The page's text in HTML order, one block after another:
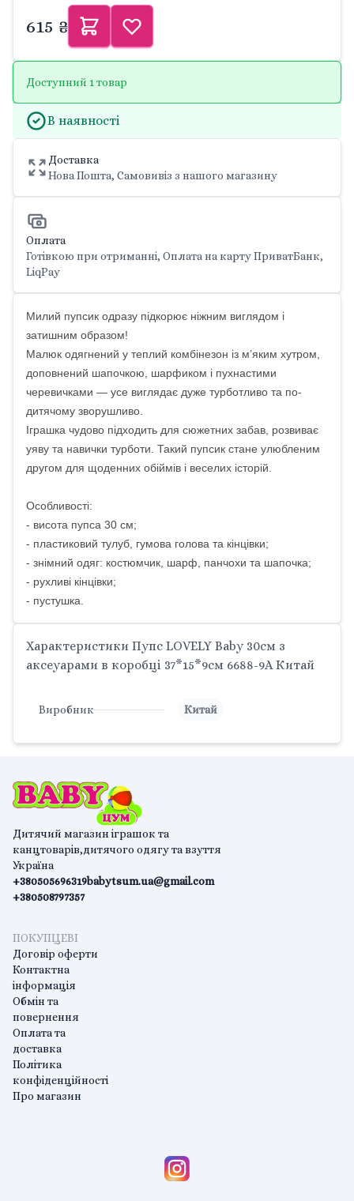
615 ₴
Доступний 1 товар
В наявності
Доставка
Нова Пошта, Самовивіз з нашого магазину
Оплата
Готівкою при отриманні, Оплата на карту ПриватБанк,
LiqPay
Милий пупсик одразу підкорює ніжним виглядом і
затишним образом!
Малюк одягнений у теплий комбінезон із м’яким хутром,
доповнений шапочкою, шарфиком і пухнастими
черевичками — усе виглядає дуже турботливо та по-
дитячому зворушливо.
Іграшка чудово підходить для сюжетних забав, розвиває
уяву та навички турботи. Такий пупсик стане улюбленим
другом для щоденних обіймів і веселих історій.
Особливості:
- висота пупса 30 см;
- пластиковий тулуб, гумова голова та кінцівки;
- знімний одяг: костюмчик, шарф, панчохи та шапочка;
- рухливі кінцівки;
- пустушка.
Характеристики Пупс LOVELY Baby 30см з
аксеуарами в коробці 37*15*9см 6688-9A Китай
Виробник Китай
Дитячий магазин іграшок та
канцтоварів,дитячого одягу та взуття
Україна
+380505696319
+380508797357
babytsum.ua@gmail.com
ПОКУПЦЕВІ
Договір оферти
Контактна
інформація
Обмін та
повернення
Оплата та
доставка
Політика
конфіденційності
Про магазин